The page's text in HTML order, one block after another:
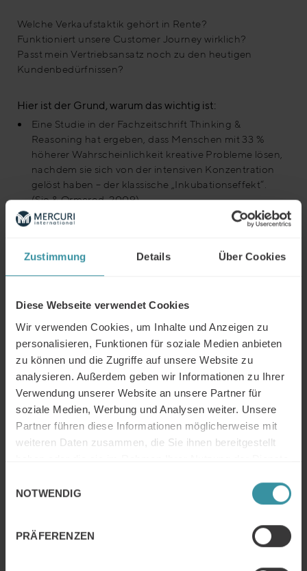
Zustimmung Details Über Cookies
Diese Webseite verwendet Cookies
Wir verwenden Cookies, um Inhalte und Anzeigen zu
personalisieren, Funktionen für soziale Medien anbieten
zu können und die Zugriffe auf unsere Website zu
analysieren. Außerdem geben wir Informationen zu Ihrer
Verwendung unserer Website an unsere Partner für
soziale Medien, Werbung und Analysen weiter. Unsere
Partner führen diese Informationen möglicherweise mit
weiteren Daten zusammen, die Sie ihnen bereitgestellt
NOTWENDIG
PRÄFERENZEN
Welche Verkaufstaktik gehört in Rente?
Funktioniert unsere Customer Journey wirklich?
Passt mein Vertriebsansatz noch zu den heutigen
Kundenbedürfnissen?
Hier ist der Grund, warum das wichtig ist:
Eine Studie in der Fachzeitschrift Thinking &
Reasoning hat ergeben, dass Menschen mit 33 %
höherer Wahrscheinlichkeit kreative Probleme lösen,
nachdem sie sich von der intensiven Konzentration
gelöst haben – der klassische „Inkubationseffekt“.
(Sio & Ormerod, 2009)